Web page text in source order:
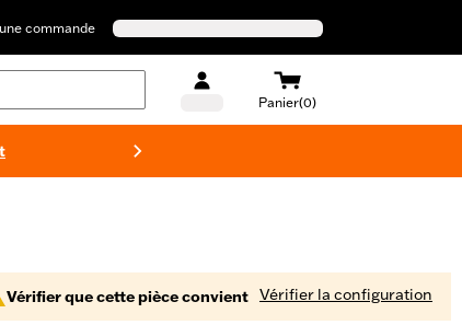
commande
Panier(0)
Vérifier que cette pièce convient Vérifier la configuration